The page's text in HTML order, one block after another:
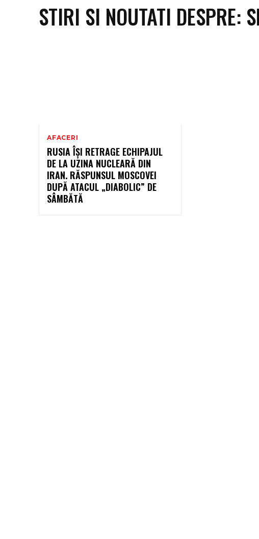
STIRI SI NOUTATI DESPRE:
AFACERI
RUSIA ÎȘI RETRAGE ECHIPAJUL
DE LA UZINA NUCLEARĂ DIN
IRAN. RĂSPUNSUL MOSCOVEI
DUPĂ ATACUL „DIABOLIC” DE
SÂMBĂTĂ